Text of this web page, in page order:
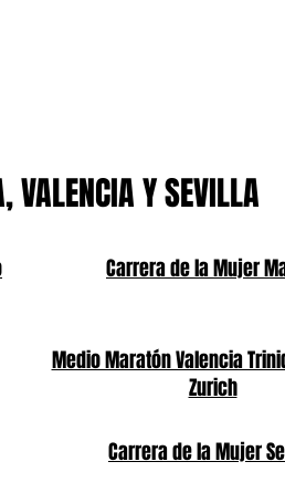
VALENCIA Y SEVILLA
Carrera de la Mujer
Medio Maratón Valencia
Zurich
Carrera de la Mujer